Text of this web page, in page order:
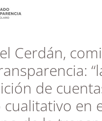
Cerdán,
de
cualitativo en